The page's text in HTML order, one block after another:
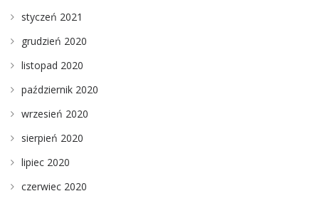
styczeń 2021
grudzień 2020
listopad 2020
październik 2020
wrzesień 2020
sierpień 2020
lipiec 2020
czerwiec 2020